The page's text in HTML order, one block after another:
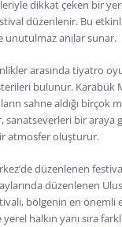
dikkat çeken bir
düzenlenir. Bu
unutulmaz anılar sunar.
arasında tiyatro
bulunur. Karabük
sahne aldığı birçok
sanatseverleri bir araya
atmosfer oluşturur.
düzenlenen
düzenlenen
bölgenin en önemli
halkın yanı sıra